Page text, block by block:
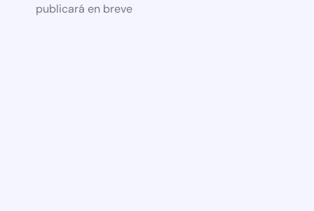
publicará en breve